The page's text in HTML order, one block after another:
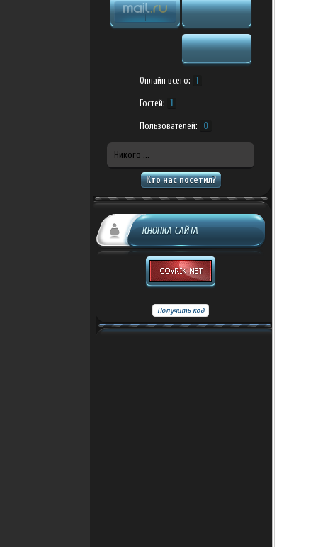
Онлайн всего: 1
Гостей: 1
Пользователей: 0
Никого ...
Кто нас посетил?
КНОПКА САЙТА